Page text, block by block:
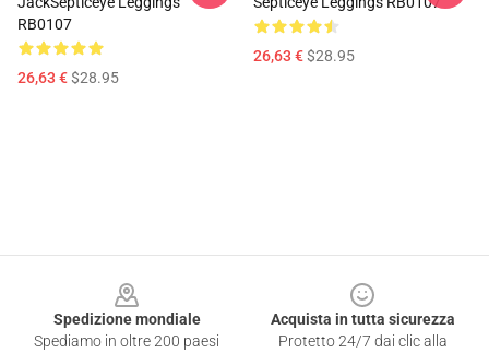
RB0107
26,63 €$28.95
26,63 €$28.95
Spedizione mondiale
Spediamo in oltre 200 paesi
Acquista in tutta sicurezza
Protetto 24/7 dai clic alla